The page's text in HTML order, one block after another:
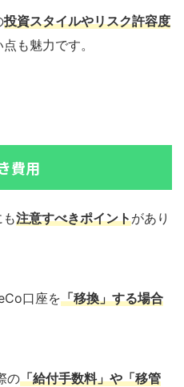
投資スタイルやリスク許容度
も魅力です。
費用
注意すべきポイントがあり
口座を「移換」する場合
の「給付手数料」や「移管